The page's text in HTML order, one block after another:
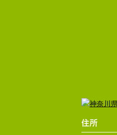
住所